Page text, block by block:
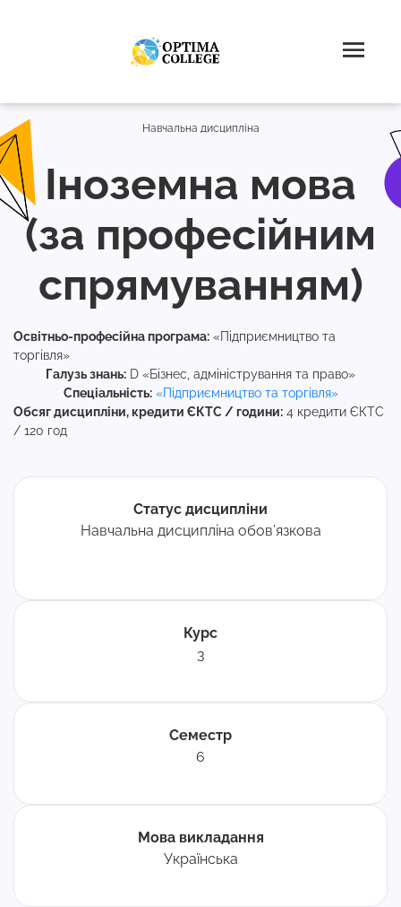
Навчальна дисципліна
Іноземна мова
(за професійним
спрямуванням)
Освітньо-професійна програма: «Підприємництво та
торгівля»
Галузь знань: D «Бізнес, адміністрування та право»
Спеціальність: «Підприємництво та торгівля»
Обсяг дисципліни, кредити ЄКТС / години: 4 кредити ЄКТС
/ 120 год
Статус дисципліни
Навчальна дисципліна обов’язкова
Курс
3
Семестр
6
Мова викладання
Українська